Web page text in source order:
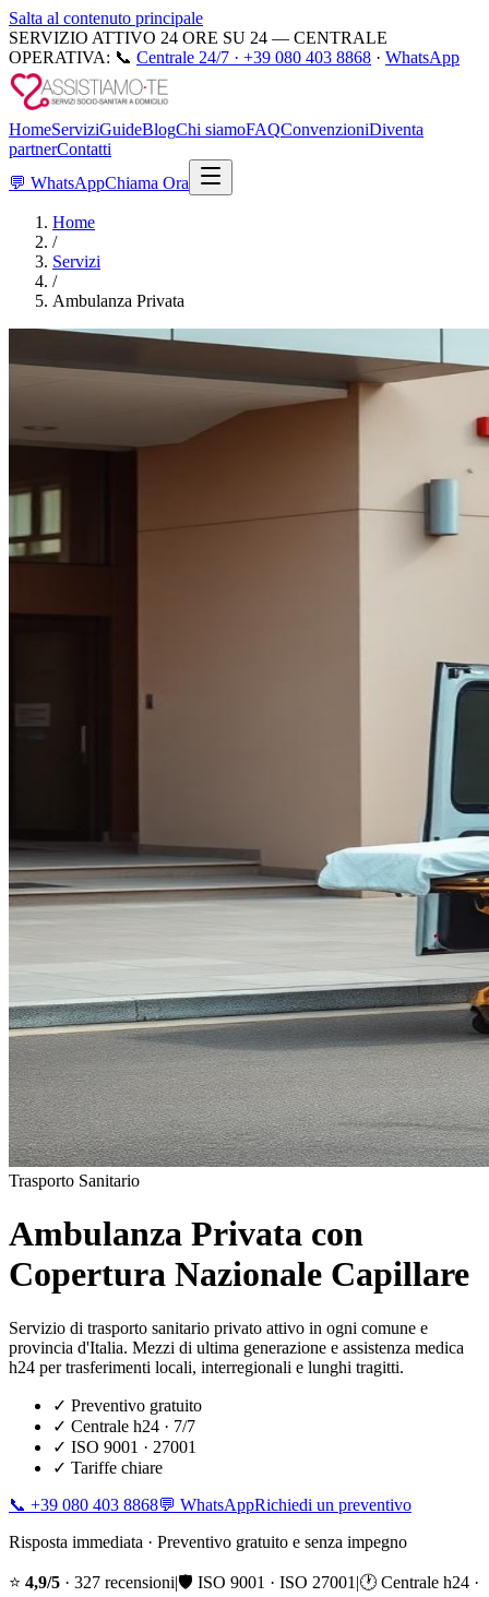
Salta al contenuto principale
SERVIZIO ATTIVO 24 ORE SU 24 — CENTRALE
OPERATIVA: 📞 Centrale 24/7 · +39 080 403 8868 · WhatsApp
HomeServiziGuideBlogChi siamoFAQConvenzioniDiventa
partnerContatti
💬 WhatsAppChiama Ora
Home
/
Servizi
/
Ambulanza Privata
Trasporto Sanitario
Ambulanza Privata con
Copertura Nazionale Capillare
Servizio di trasporto sanitario privato attivo in ogni comune e
provincia d'Italia. Mezzi di ultima generazione e assistenza medica
h24 per trasferimenti locali, interregionali e lunghi tragitti.
✓ Preventivo gratuito
✓ Centrale h24 · 7/7
✓ ISO 9001 · 27001
✓ Tariffe chiare
📞 +39 080 403 8868💬 WhatsAppRichiedi un preventivo
Risposta immediata · Preventivo gratuito e senza impegno
⭐ 4,9/5 · 327 recensioni|🛡️ ISO 9001 · ISO 27001 |🕐 Centrale h24 ·